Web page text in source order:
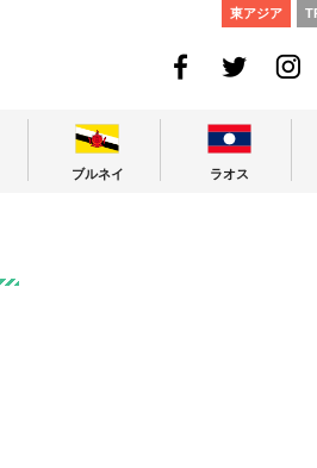
東アジア
ブルネイ ラオス